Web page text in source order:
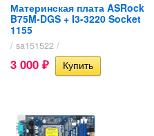
Материнская плата ASRock
B75M-DGS + I3-3220 Socket
1155
/ sa151522 /
3 000 ₽